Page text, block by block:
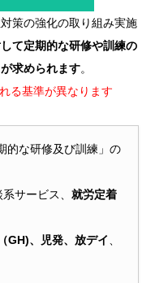
策の強化の取り組み実施
て定期的な研修や訓練の
求められます。
る基準が異なります
的な研修及び訓練」の
サービス、 就労定着
GH)、児発、放デイ、